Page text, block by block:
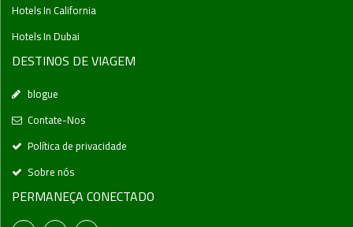
Hotels In California
Hotels In Dubai
DESTINOS DE VIAGEM
blogue
Contate-Nos
Política de privacidade
Sobre nós
PERMANEÇA CONECTADO